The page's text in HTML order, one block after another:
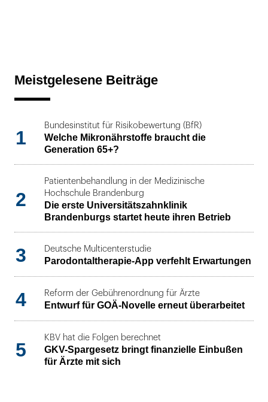
Meistgelesene Beiträge
1
Bundesinstitut für Risikobewertung (BfR)
Welche Mikronährstoffe braucht die
Generation 65+?
2
Patientenbehandlung in der Medizinische
Hochschule Brandenburg
Die erste Universitätszahnklinik
Brandenburgs startet heute ihren Betrieb
3 Deutsche Multicenterstudie
Parodontaltherapie-App verfehlt Erwartungen
4 Reform der Gebührenordnung für Ärzte
Entwurf für GOÄ-Novelle erneut überarbeitet
5
KBV hat die Folgen berechnet
GKV-Spargesetz bringt finanzielle Einbußen
für Ärzte mit sich